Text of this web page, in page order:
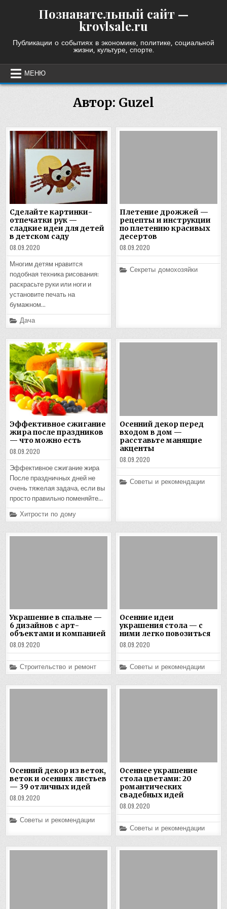
Познавательный сайт —
krovlsale.ru
Публикации о событиях в экономике, политике, социальной
жизни, культуре, спорте.
МЕНЮ
Автор: Guzel
Сделайте картинки-
отпечатки рук —
сладкие идеи для детей
в детском саду
08.09.2020
Многим детям нравится
подобная техника рисования:
раскрасьте руки или ноги и
установите печать на
бумажном…
Posted
in
Дача
Плетение дрожжей —
рецепты и инструкции
по плетению красивых
десертов
08.09.2020
Posted
Секреты домохозяйки
Эффективное сжигание
жира после праздников
— что можно есть
08.09.2020
Эффективное сжигание жира
После праздничных дней не
очень тяжелая задача, если вы
просто правильно поменяйте…
Posted
in
Хитрости по дому
Осенний декор перед
входом в дом —
расставьте манящие
акценты
08.09.2020
Posted
Советы и рекомендации
Украшение в спальне —
6 дизайнов с арт-
объектами и компанией
08.09.2020
Posted
in
Строительство и ремонт
Осенние идеи
украшения стола — с
ними легко повозиться
08.09.2020
Posted
in
Советы и рекомендации
Осенний декор из веток,
веток и осенних листьев
— 39 отличных идей
08.09.2020
Posted
Советы и рекомендации
Осеннее украшение
стола цветами: 20
романтических
свадебных идей
08.09.2020
Posted
in
Советы и рекомендации